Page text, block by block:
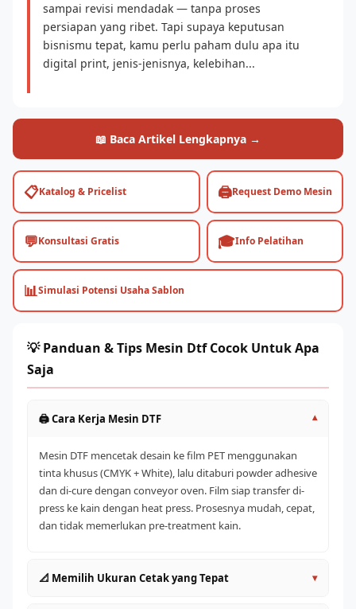
sampai revisi mendadak — tanpa proses
persiapan yang ribet. Tapi supaya keputusan
bisnismu tepat, kamu perlu paham dulu apa itu
digital print, jenis-jenisnya, kelebihan...
📖 Baca Artikel Lengkapnya →
📋Katalog & Pricelist 🖨️Request Demo Mesin
💬Konsultasi Gratis 🎓Info Pelatihan
📊Simulasi Potensi Usaha Sablon
💡 Panduan & Tips Mesin Dtf Cocok Untuk Apa
Saja
🖨️ Cara Kerja Mesin DTF ▾
Mesin DTF mencetak desain ke film PET menggunakan
tinta khusus (CMYK + White), lalu ditaburi powder adhesive
dan di-cure dengan conveyor oven. Film siap transfer di-
press ke kain dengan heat press. Prosesnya mudah, cepat,
dan tidak memerlukan pre-treatment kain.
📐 Memilih Ukuran Cetak yang Tepat ▾